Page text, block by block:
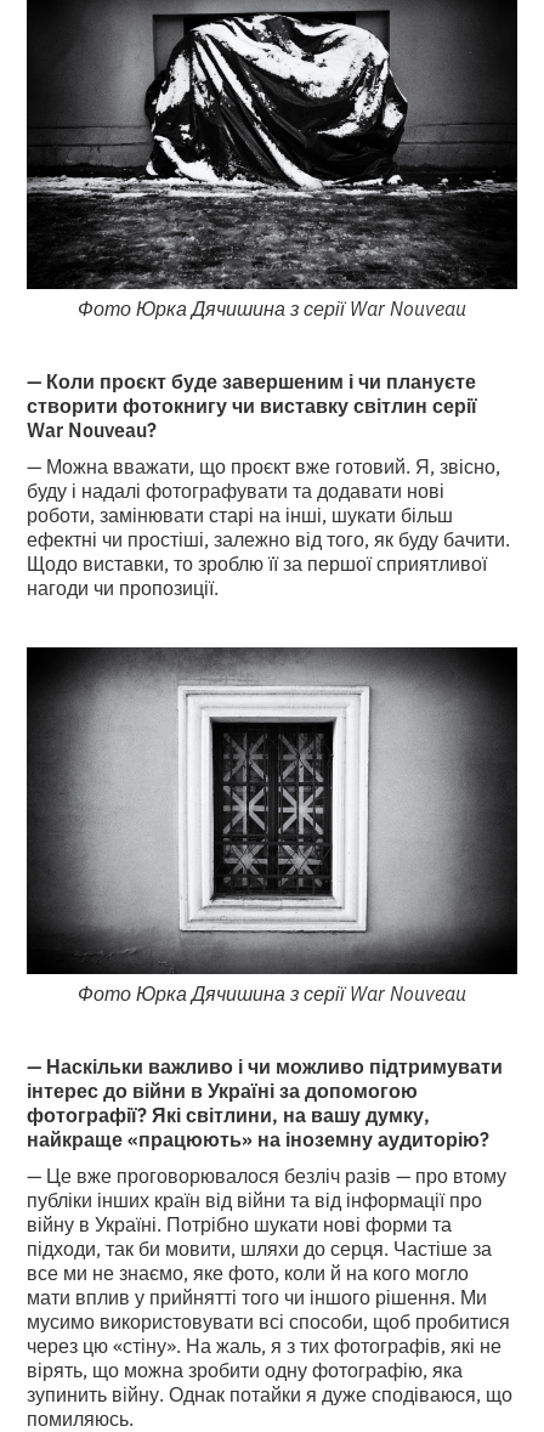
Фото Юрка Дячишина з серії War Nouveau
— Коли проєкт буде завершеним і чи плануєте
створити фотокнигу чи виставку світлин серії
War Nouveau?
— Можна вважати, що проєкт вже готовий. Я, звісно,
буду і надалі фотографувати та додавати нові
роботи, замінювати старі на інші, шукати більш
ефектні чи простіші, залежно від того, як буду бачити.
Щодо виставки, то зроблю її за першої сприятливої
нагоди чи пропозиції.
Фото Юрка Дячишина з серії War Nouveau
— Наскільки важливо і чи можливо підтримувати
інтерес до війни в Україні за допомогою
фотографії? Які світлини, на вашу думку,
найкраще «працюють» на іноземну аудиторію?
— Це вже проговорювалося безліч разів — про втому
публіки інших країн від війни та від інформації про
війну в Україні. Потрібно шукати нові форми та
підходи, так би мовити, шляхи до серця. Частіше за
все ми не знаємо, яке фото, коли й на кого могло
мати вплив у прийнятті того чи іншого рішення. Ми
мусимо використовувати всі способи, щоб пробитися
через цю «стіну». На жаль, я з тих фотографів, які не
вірять, що можна зробити одну фотографію, яка
зупинить війну. Однак потайки я дуже сподіваюся, що
помиляюсь.